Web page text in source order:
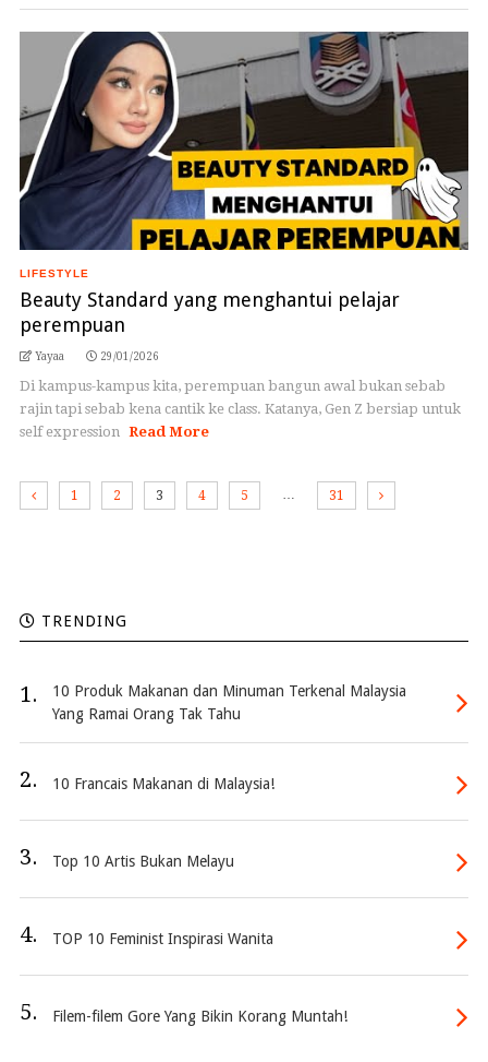
LIFESTYLE
Beauty Standard yang menghantui pelajar
perempuan
Yayaa 29/01/2026
Di kampus-kampus kita, perempuan bangun awal bukan sebab
rajin tapi sebab kena cantik ke class. Katanya, Gen Z bersiap untuk
self expression Read More
1 2 3 4 5 … 31
TRENDING
1.
10 Produk Makanan dan Minuman Terkenal Malaysia
Yang Ramai Orang Tak Tahu
2. 10 Francais Makanan di Malaysia!
3. Top 10 Artis Bukan Melayu
4. TOP 10 Feminist Inspirasi Wanita
5. Filem-filem Gore Yang Bikin Korang Muntah!